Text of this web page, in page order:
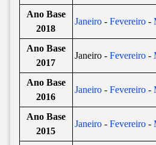
Ano Base
2018
Janeiro- Fevereiro-
Ano Base
2017
Janeiro - Fevereiro-
Ano Base
2016
Janeiro- Fevereiro-
Ano Base
2015
Janeiro- Fevereiro-